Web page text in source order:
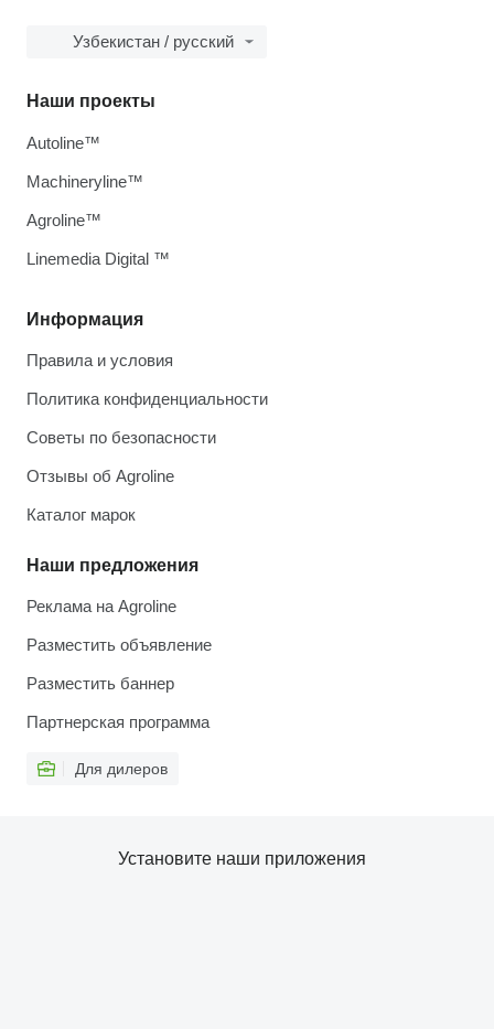
Узбекистан / русский
Информация
Правила и условия
Политика конфиденциальности
Советы по безопасности
Отзывы об Agroline
Каталог марок
Наши предложения
Реклама на Agroline
Разместить объявление
Разместить баннер
Партнерская программа
Для дилеров
Наши проекты
Autoline™
Machineryline™
Agroline™
Linemedia Digital ™
Установите наши приложения